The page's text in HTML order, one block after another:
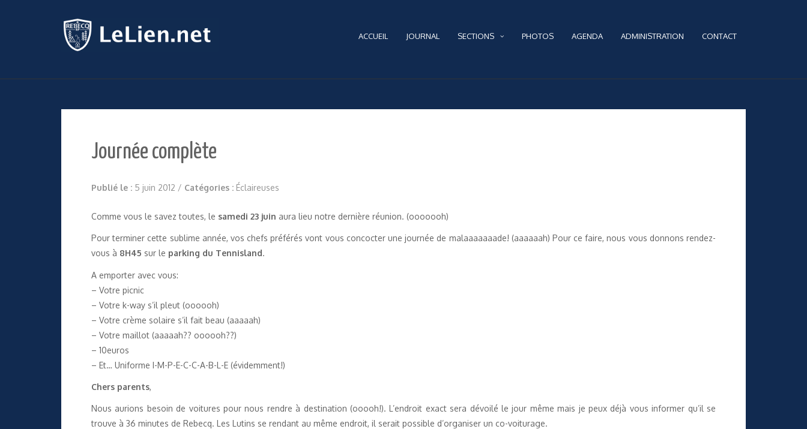
ACCUEIL JOURNAL SECTIONS PHOTOS AGENDA ADMINISTRATION CONTACT
Journée complète
Publié le : 5 juin 2012 / Catégories : Éclaireuses
Comme vous le savez toutes, le samedi 23 juin aura lieu notre dernière réunion. (ooooooh)
Pour terminer cette sublime année, vos chefs préférés vont vous concocter une journée de malaaaaaaade! (aaaaaah) Pour ce faire, nous vous donnons rendez-
vous à 8H45 sur le parking du Tennisland.
A emporter avec vous:
– Votre picnic
– Votre k-way s’il pleut (oooooh)
– Votre crème solaire s’il fait beau (aaaaah)
– Votre maillot (aaaaah?? oooooh??)
– 10euros
– Et… Uniforme I-M-P-E-C-C-A-B-L-E (évidemment!)
Chers parents,
Nous aurions besoin de voitures pour nous rendre à destination (ooooh!). L’endroit exact sera dévoilé le jour même mais je peux déjà vous informer qu’il se
trouve à 36 minutes de Rebecq. Les Lutins se rendant au même endroit, il serait possible d’organiser un co-voiturage.